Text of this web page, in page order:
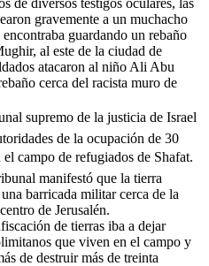
gravemente a un muchacho
guardando un rebaño
al este de la ciudad de
atacaron al niño Ali Abu
cerca del racista muro de
supremo de la justicia de Israel
de la ocupación de 30
campo de refugiados de Shafat.
manifestó que la tierra
barricada militar cerca de la
de Jerusalén.
de tierras iba a dejar
que viven en el campo y
de destruir más de treinta